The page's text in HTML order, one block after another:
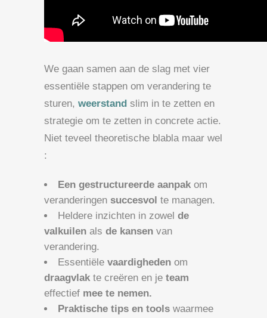
We gaan samen aan de slag met vier
essentiële stappen om verandering te
sturen, weerstand slim in te zetten en
strategie om te zetten in concrete actie.
Niet teveel theoretische blabla maar wel
:
Een gestructureerde aanpak om
veranderingen succesvol te managen.
Heldere inzichten in zowel de
valkuilen als de kansen van
verandering.
Essentiële vaardigheden om
draagvlak te creëren en je team
effectief mee te nemen.
Praktische tips en tools waarmee